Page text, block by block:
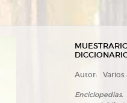
Autor: Varios